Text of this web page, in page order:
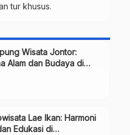
tur khusus.
Wisata Jontor:
Alam dan Budaya di
Lae Ikan: Harmoni
Edukasi di